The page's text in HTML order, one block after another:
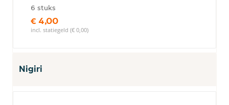
6 stuks
€ 4,00
incl. statiegeld (€ 0,00)
Nigiri